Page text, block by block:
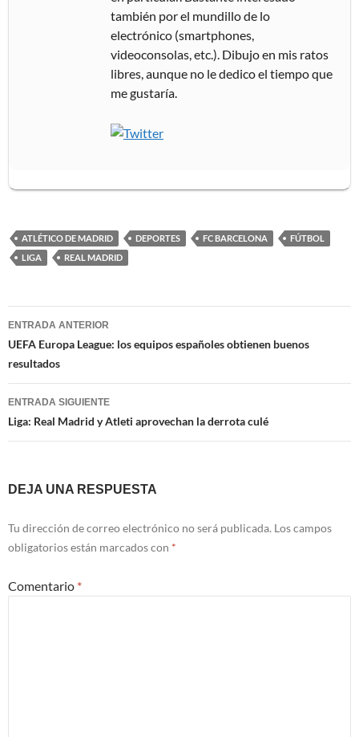
también por el mundillo de lo
electrónico (smartphones,
videoconsolas, etc.). Dibujo en mis ratos
libres, aunque no le dedico el tiempo que
me gustaría.
ATLÉTICO DE MADRID DEPORTES FC BARCELONA
FÚTBOL
LIGA
REAL MADRID
Navegación
de
entradas
ENTRADA ANTERIOR
UEFA Europa League: los equipos españoles obtienen buenos
resultados
ENTRADA SIGUIENTE
Liga: Real Madrid y Atleti aprovechan la derrota culé
DEJA UNA RESPUESTA
Tu dirección de correo electrónico no será publicada. Los campos
obligatorios están marcados con *
Comentario *